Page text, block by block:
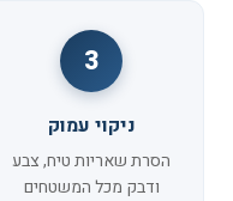
3
ניקוי עמוק
הסרת שאריות טיח, צבע
ודבק מכל המשטחים